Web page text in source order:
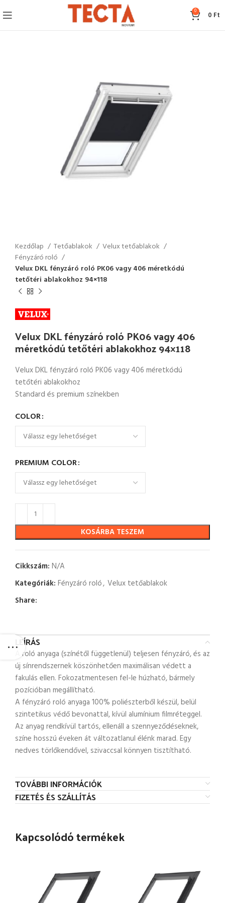
0 0 Ft
Kezdőlap Tetőablakok
Velux tetőablakok
Fényzáró roló
Velux DKL fényzáró roló PK06 vagy 406 méretkódú
tetőtéri ablakokhoz 94×118
Velux DKL fényzáró roló PK06 vagy 406
méretkódú tetőtéri ablakokhoz 94×118
Velux DKL fényzáró roló PK06 vagy 406 méretkódú
tetőtéri ablakokhoz
Standard és premium színekben
COLOR
PREMIUM COLOR
KOSÁRBA TESZEM
Cikkszám: N/A
Kategóriák: Fényzáró roló, Velux tetőablakok
Share:
LEÍRÁS
A roló anyaga (színétől függetlenül) teljesen fényzáró, és az
új sínrendszernek köszönhetően maximálisan védett a
fakulás ellen. Fokozatmentesen fel-le húzható, bármely
pozícióban megállítható.
A fényzáró roló anyaga 100% poliészterből készül, belül
szintetikus védő bevonattal, kívül alumínium filmréteggel.
Az anyag rendkívül tartós, ellenáll a szennyeződéseknek,
színe hosszú éveken át változatlanul élénk marad. Egy
nedves törlőkendővel, szivaccsal könnyen tisztítható.
TOVÁBBI INFORMÁCIÓK
FIZETÉS ÉS SZÁLLÍTÁS
Kapcsolódó termékek